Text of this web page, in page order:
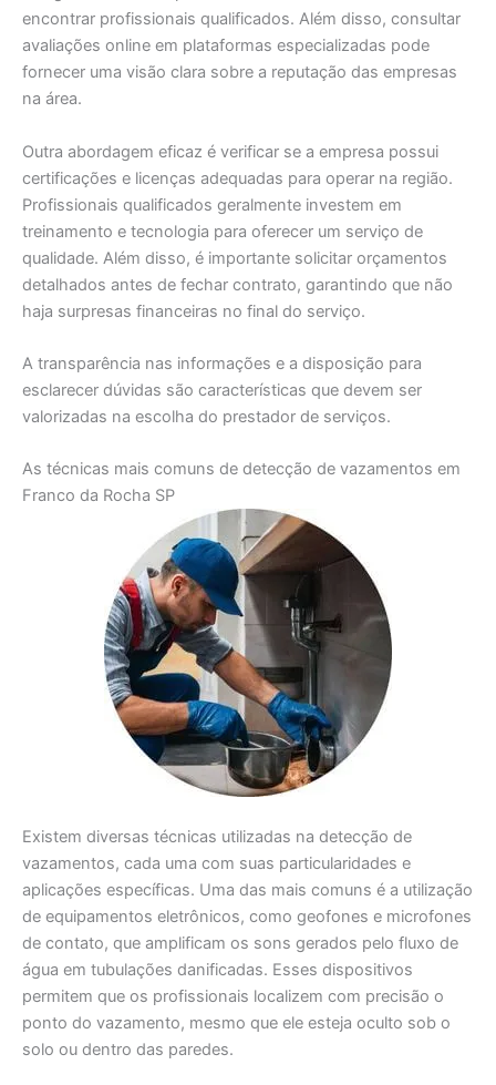
encontrar profissionais qualificados. Além disso, consultar
avaliações online em plataformas especializadas pode
fornecer uma visão clara sobre a reputação das empresas
na área.
Outra abordagem eficaz é verificar se a empresa possui
certificações e licenças adequadas para operar na região.
Profissionais qualificados geralmente investem em
treinamento e tecnologia para oferecer um serviço de
qualidade. Além disso, é importante solicitar orçamentos
detalhados antes de fechar contrato, garantindo que não
haja surpresas financeiras no final do serviço.
A transparência nas informações e a disposição para
esclarecer dúvidas são características que devem ser
valorizadas na escolha do prestador de serviços.
As técnicas mais comuns de detecção de vazamentos em
Franco da Rocha SP
Existem diversas técnicas utilizadas na detecção de
vazamentos, cada uma com suas particularidades e
aplicações específicas. Uma das mais comuns é a utilização
de equipamentos eletrônicos, como geofones e microfones
de contato, que amplificam os sons gerados pelo fluxo de
água em tubulações danificadas. Esses dispositivos
permitem que os profissionais localizem com precisão o
ponto do vazamento, mesmo que ele esteja oculto sob o
solo ou dentro das paredes.